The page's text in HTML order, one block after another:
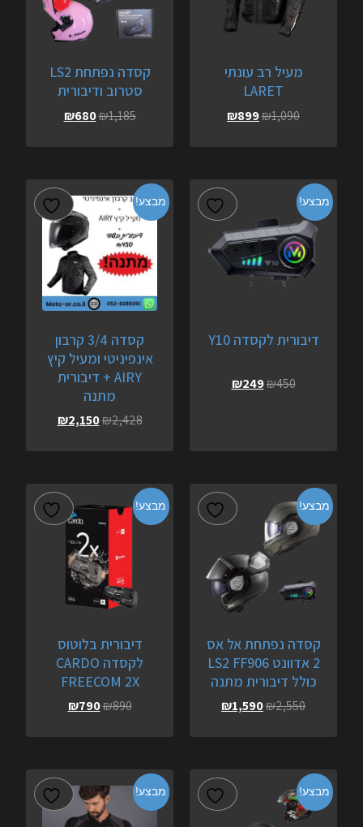
מעיל רב עונתי
LARET
₪1,090
₪899
קסדה נפתחת LS2
סטרוב ודיבורית
₪1,185
₪680
מבצע!
דיבורית לקסדה Y10
₪450
₪249
מבצע!
קסדה 3/4 קרבון
אינפיניטי ומעיל קיץ
AIRY + דיבורית
מתנה
₪2,428
₪2,150
מבצע!
קסדה נפתחת אל אס
2 אדוונט LS2 FF906
כולל דיבורית מתנה
₪2,550
₪1,590
מבצע!
דיבורית בלוטוס
לקסדה CARDO
FREECOM 2X
₪890
₪790
מבצע! מבצע!